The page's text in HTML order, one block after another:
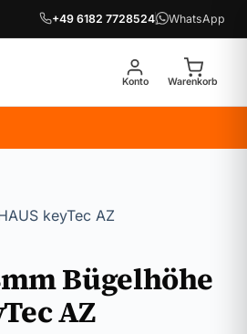
+49 6182 7728524 WhatsApp
Konto Warenkorb
keyTec AZ
Bügelhöhe
AZ